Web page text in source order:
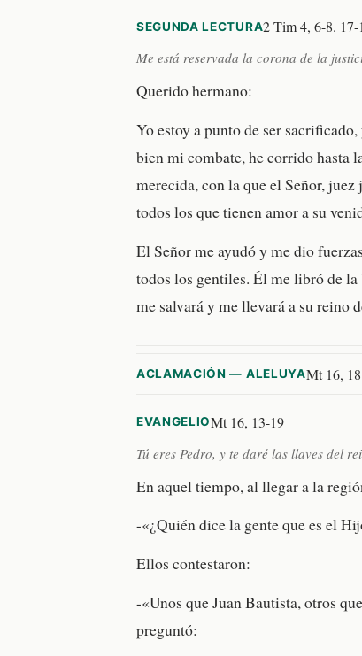
SEGUNDA LECTURA2 Tim 4, 6-8. 17-
Me está reservada la corona de la
Querido hermano:
Yo estoy a punto de ser
bien mi combate, he corrido hasta
merecida, con la que el Señor,
todos los que tienen amor a su
El Señor me ayudó y me dio
todos los gentiles. Él me libró de
me salvará y me llevará a su
ACLAMACIÓN — ALELUYAMt 16, 18
EVANGELIOMt 16, 13-19
Tú eres Pedro, y te daré las llaves del
En aquel tiempo, al llegar a la
-«¿Quién dice la gente que es el
Ellos contestaron:
-«Unos que Juan Bautista, otros
preguntó: